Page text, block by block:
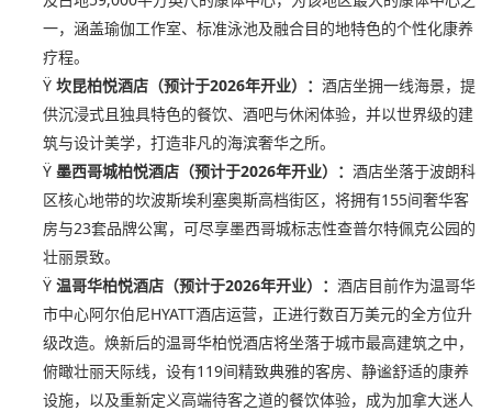
一，涵盖瑜伽工作室、标准泳池及融合目的地特色的个性化康养
疗程。
Ÿ坎昆柏悦酒店（预计于2026年开业）：酒店坐拥一线海景，提
供沉浸式且独具特色的餐饮、酒吧与休闲体验，并以世界级的建
筑与设计美学，打造非凡的海滨奢华之所。
Ÿ墨西哥城柏悦酒店（预计于2026年开业）：酒店坐落于波朗科
区核心地带的坎波斯埃利塞奥斯高档街区，将拥有155间奢华客
房与23套品牌公寓，可尽享墨西哥城标志性查普尔特佩克公园的
壮丽景致。
Ÿ温哥华柏悦酒店（预计于2026年开业）：酒店目前作为温哥华
市中心阿尔伯尼HYATT酒店运营，正进行数百万美元的全方位升
级改造。焕新后的温哥华柏悦酒店将坐落于城市最高建筑之中，
俯瞰壮丽天际线，设有119间精致典雅的客房、静谧舒适的康养
设施，以及重新定义高端待客之道的餐饮体验，成为加拿大迷人